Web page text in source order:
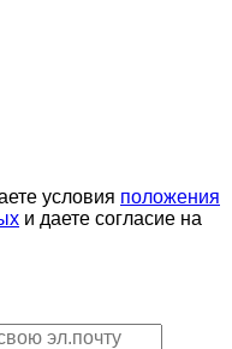
условия положения
и даете согласие на